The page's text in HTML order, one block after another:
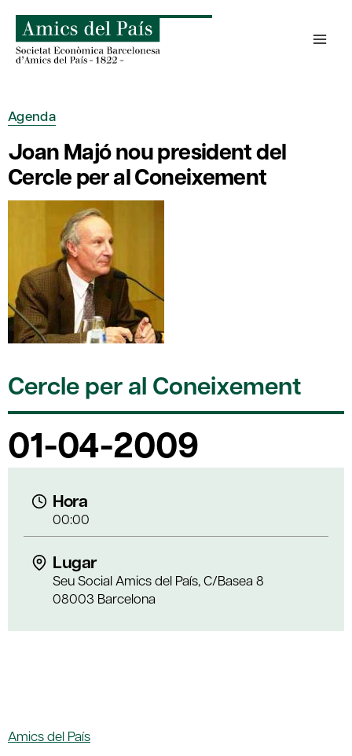
content
Agenda
Joan Majó nou president del
Cercle per al Coneixement
Cercle per al Coneixement
01-04-2009
Hora
00:00
Lugar
Seu Social Amics del País, C/Basea 8
08003 Barcelona
Amics del País